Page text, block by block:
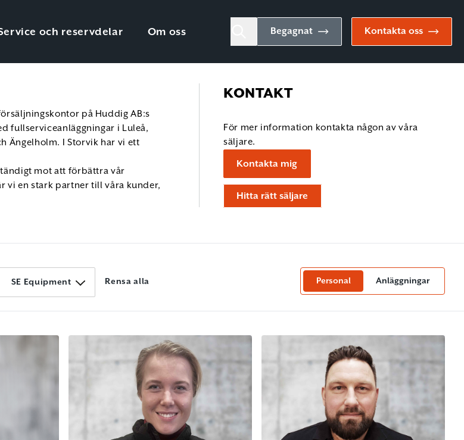
och reservdelar Om oss Begagnat Kontakta oss
på Huddig AB:s
fullserviceanläggningar i Luleå,
Ängelholm. I Storvik har vi ett
mot att förbättra vår
vi en stark partner till våra kunder,
KONTAKT
För mer information kontakta någon av våra
säljare.
Kontakta mig
Hitta rätt säljare
SE Equipment Rensa alla Personal Anläggningar